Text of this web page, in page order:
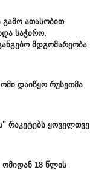
გამო ათასობით
საჭირო,
მდგომარეობა
ომი დაიწყო რუსეთმა
რაკეტებს ყოველთვე
ომიდან 18 წლის